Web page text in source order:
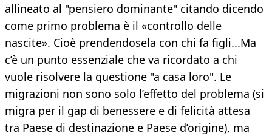
allineato al "pensiero dominante" citando dicendo
come primo problema è il «controllo delle
nascite». Cioè prendendosela con chi fa figli...Ma
c’è un punto essenziale che va ricordato a chi
vuole risolvere la questione "a casa loro". Le
migrazioni non sono solo l’effetto del problema (si
migra per il gap di benessere e di felicità attesa
tra Paese di destinazione e Paese d’origine), ma